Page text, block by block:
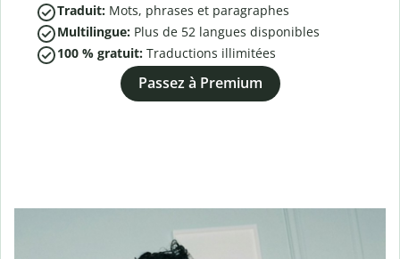
Traduit: Mots, phrases et paragraphes
Multilingue: Plus de 52 langues disponibles
100 % gratuit: Traductions illimitées
Passez à Premium